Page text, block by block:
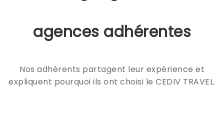
agences adhérentes
Nos adhérents partagent leur expérience et
expliquent pourquoi ils ont choisi le CEDIV TRAVEL.